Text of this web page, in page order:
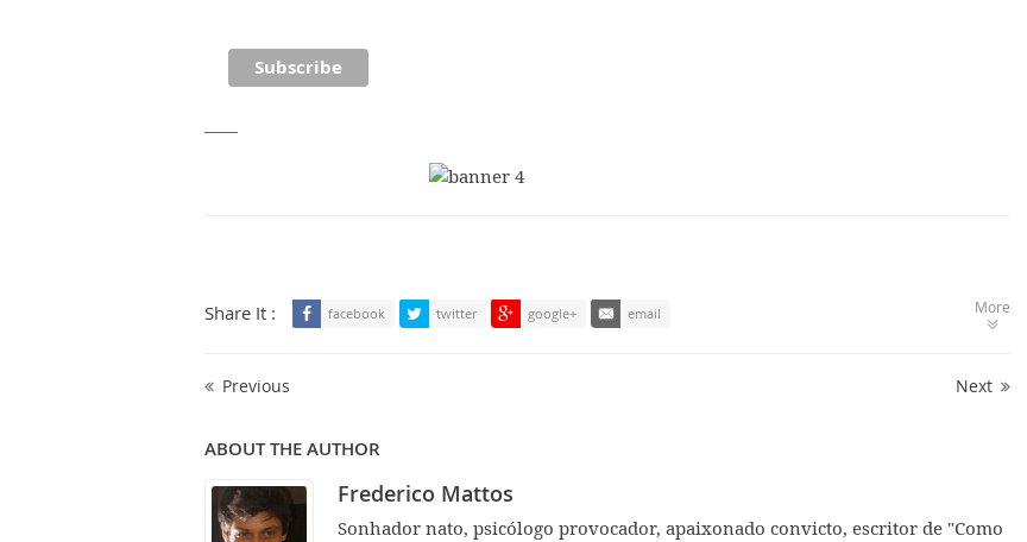
Share It : facebook twitter google+ email More
Previous Next
ABOUT THE AUTHOR
Frederico Mattos
Sonhador nato, psicólogo provocador, apaixonado convicto, escritor de "Como